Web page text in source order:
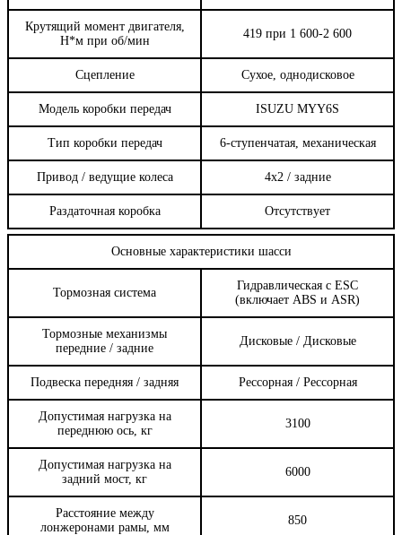
Крутящий момент двигателя,
Н*м при об/мин
419 при 1 600-2 600
Сцепление Сухое, однодисковое
Модель коробки передач ISUZU MYY6S
Тип коробки передач 6-ступенчатая, механическая
Привод / ведущие колеса 4х2 / задние
Раздаточная коробка Отсутствует
Основные характеристики шасси
Тормозная система
Гидравлическая с ESC
(включает ABS и ASR)
Тормозные механизмы
передние / задние
Дисковые / Дисковые
Подвеска передняя / задняя Рессорная / Рессорная
Допустимая нагрузка на
переднюю ось, кг
3100
Допустимая нагрузка на
задний мост, кг
6000
Расстояние между
лонжеронами рамы, мм
850